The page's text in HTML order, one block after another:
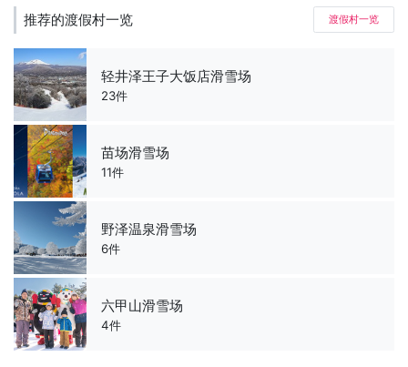
推荐的渡假村一览 渡假村一览
轻井泽王子大饭店滑雪场
23件
苗场滑雪场
11件
野泽温泉滑雪场
6件
六甲山滑雪场
4件